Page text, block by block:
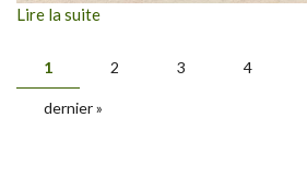
Lire la suite
PAGES
1 2 3 4
dernier »